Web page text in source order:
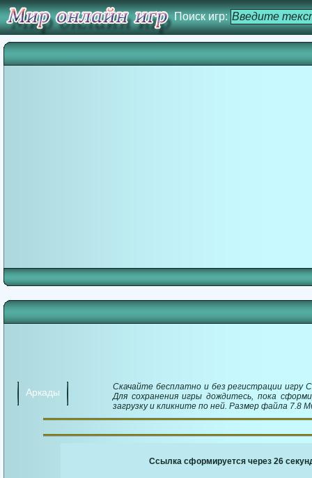
Поиск игр:
Аркады
Скачайте бесплатно и без регистрации игру
Для сохранения игры дождитесь, пока
загрузку и кликните по ней. Размер файла 7.8
Ссылка сформируется через 25